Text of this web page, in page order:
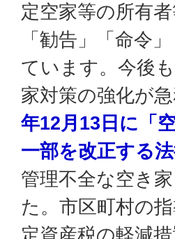
定空家等の所有
「勧告」「命令
ています。今後
家対策の強化が
年12月13日に「
一部を改正する
管理不全な空き
た。市区町村の
定資産税の軽減